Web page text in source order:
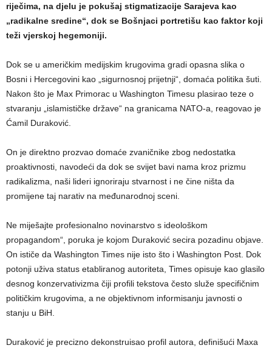
riječima, na djelu je pokušaj stigmatizacije Sarajeva kao
„radikalne sredine“, dok se Bošnjaci portretišu kao faktor koji
teži vjerskoj hegemoniji.
​Dok se u američkim medijskim krugovima gradi opasna slika o
Bosni i Hercegovini kao „sigurnosnoj prijetnji“, domaća politika šuti.
Nakon što je Max Primorac u Washington Timesu plasirao teze o
stvaranju „islamističke države“ na granicama NATO-a, reagovao je
Ćamil Duraković.
On je direktno prozvao domaće zvaničnike zbog nedostatka
proaktivnosti, navodeći da dok se svijet bavi nama kroz prizmu
radikalizma, naši lideri ignoriraju stvarnost i ne čine ništa da
promijene taj narativ na međunarodnoj sceni.
Ne miješajte profesionalno novinarstvo s ideološkom
propagandom“, poruka je kojom Duraković secira pozadinu objave.
On ističe da Washington Times nije isto što i Washington Post. Dok
potonji uživa status etabliranog autoriteta, Times opisuje kao glasilo
desnog konzervativizma čiji profili tekstova često služe specifičnim
političkim krugovima, a ne objektivnom informisanju javnosti o
stanju u BiH.
​Duraković je precizno dekonstruisao profil autora, definišući Maxa